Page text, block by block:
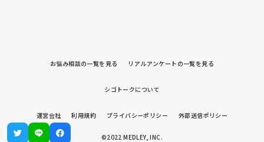
お悩み相談の一覧を見る リアルアンケートの一覧を見る
シゴトークについて
運営会社 利用規約 プライバシーポリシー 外部送信ポリシー
©2022 MEDLEY, INC.